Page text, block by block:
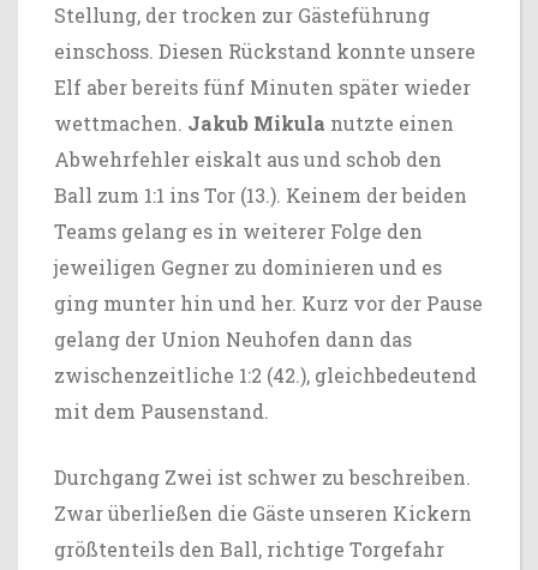
Stellung, der trocken zur Gästeführung
einschoss. Diesen Rückstand konnte unsere
Elf aber bereits fünf Minuten später wieder
wettmachen. Jakub Mikula nutzte einen
Abwehrfehler eiskalt aus und schob den
Ball zum 1:1 ins Tor (13.). Keinem der beiden
Teams gelang es in weiterer Folge den
jeweiligen Gegner zu dominieren und es
ging munter hin und her. Kurz vor der Pause
gelang der Union Neuhofen dann das
zwischenzeitliche 1:2 (42.), gleichbedeutend
mit dem Pausenstand.
Durchgang Zwei ist schwer zu beschreiben.
Zwar überließen die Gäste unseren Kickern
größtenteils den Ball, richtige Torgefahr